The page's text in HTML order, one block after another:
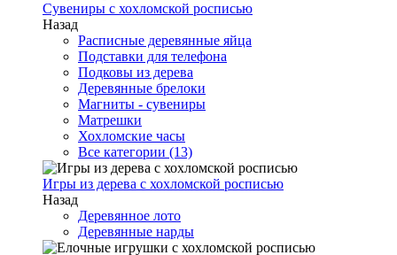
Сувениры с хохломской росписью
Назад
Расписные деревянные яйца
Подставки для телефона
Подковы из дерева
Деревянные брелоки
Магниты - сувениры
Матрешки
Хохломские часы
Все категории (13)
Игры из дерева с хохломской росписью
Назад
Деревянное лото
Деревянные нарды